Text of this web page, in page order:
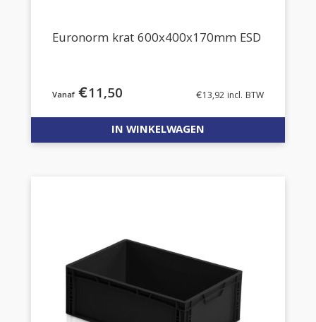
Euronorm krat 600x400x170mm ESD
€11,50 €13,92 incl. BTW
IN WINKELWAGEN